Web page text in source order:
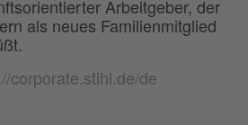
Arbeitgeber, der
als neues Familienmitglied
corporate.stihl.de/de